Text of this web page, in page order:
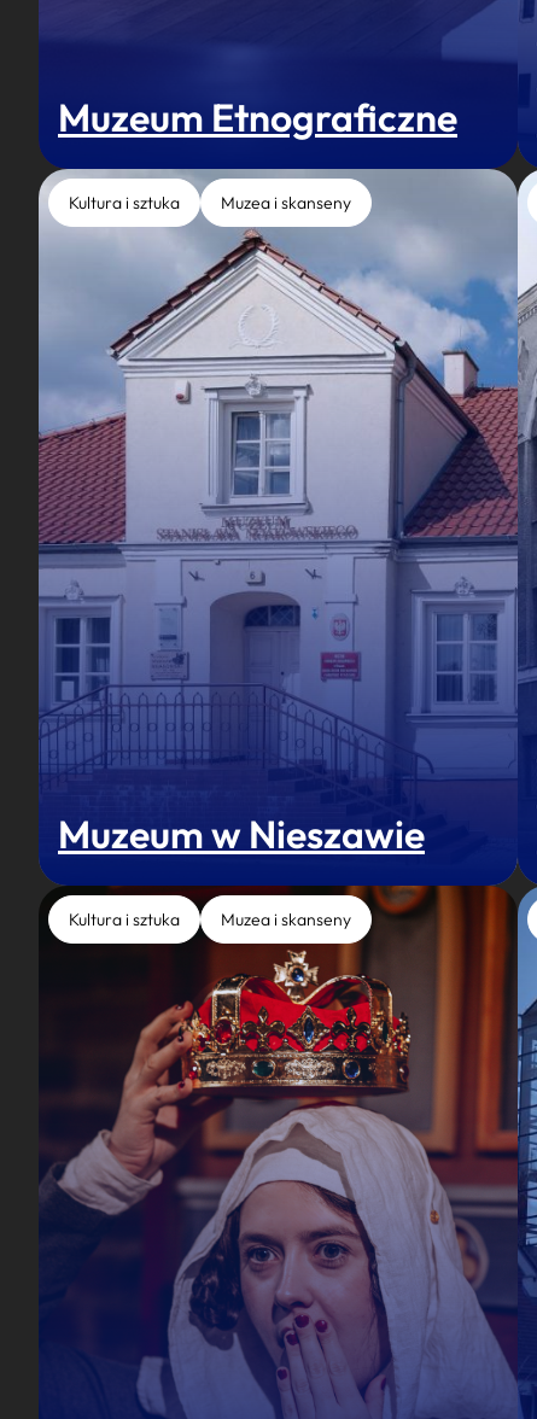
Muzeum Etnograficzne
Kultura i sztuka Muzea i skanseny
Muzeum w Nieszawie
Kultura i sztuka Muzea i skanseny